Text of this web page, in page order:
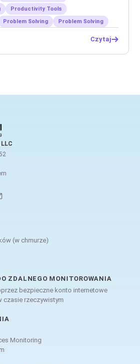
Productivity Tools
Problem Solving Problem Solving
Czytaj
(w chmurze)
ZDALNEGO MONITOROWANIA
bezpieczne konto internetowe
czasie rzeczywistym
Monitoring